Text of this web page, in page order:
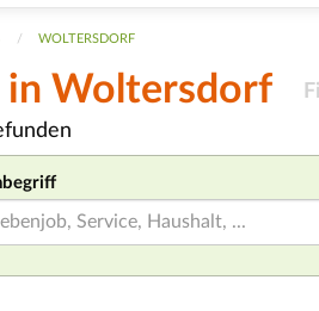
WOLTERSDORF
in Woltersdorf